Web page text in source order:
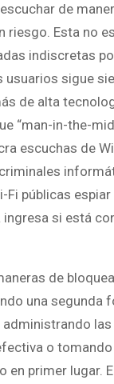
de
riesgo. Esta no
indiscretas
usuarios sigue
de alta
“man-in-the-
escuchas de
Fi públicas
ingresa si está
de
una segunda
administrando
o
en primer lugar.